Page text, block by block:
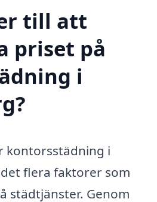
till att
priset på
i
kontorsstädning i
flera faktorer som
städtjänster. Genom